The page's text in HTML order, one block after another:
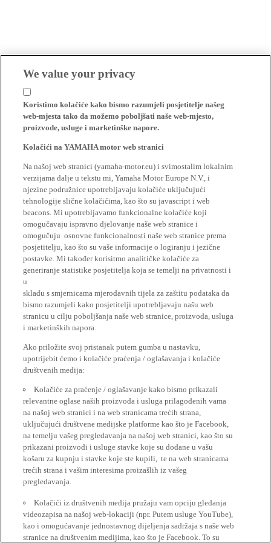
We value your privacy
Koristimo kolačiće kako bismo razumjeli posjetitelje našeg
web-mjesta tako da možemo poboljšati naše web-mjesto,
proizvode, usluge i marketinške napore.
Kolačići na YAMAHA motor web stranici
Na našoj web stranici (yamaha-motor.eu) i svimostalim lokalnim
verzijama dalje u tekstu mi, Yamaha Motor Europe N.V., i
njezine podružnice upotrebljavaju kolačiće uključujući
tehnologije slične kolačićima, kao što su javascript i web
beacons. Mi upotrebljavamo funkcionalne kolačiće koji
omogučavaju ispravno djelovanje naše web stranice i
omogučuju osnovne funkcionalnosti naše web stranice prema
posjetitelju, kao što su vaše informacije o logiranju i jezične
postavke. Mi također korisitmo analitičke kolačiće za
generiranje statistike posjetitelja koja se temelji na privatnosti i
u
skladu s smjernicama mjerodavnih tijela za zaštitu podataka da
bismo razumjeli kako posjetitelji upotrebljavaju našu web
stranicu u cilju poboljšanja naše web stranice, proizvoda, usluga
i marketinških napora.
Ako priložite svoj pristanak putem gumba u nastavku,
upotrijebit ćemo i kolačiće praćenja / oglašavanja i kolačiće
društvenih medija:
Kolačiće za praćenje / oglašavanje kako bismo prikazali
relevantne oglase naših proizvoda i usluga prilagođenih vama
na našoj web stranici i na web stranicama trećih strana,
uključujući društvene medijske platforme kao što je Facebook,
na temelju vašeg pregledavanja na našoj web stranici, kao što su
prikazani proizvodi i usluge stavke koje su dodane u vašu
košaru za kupnju i stavke koje ste kupili, te na web stranicama
trećih strana i vašim interesima proizašlih iz vašeg
pregledavanja.
Kolačići iz društvenih medija pružaju vam opciju gledanja
videozapisa na našoj web-lokaciji (npr. Putem usluge YouTube),
kao i omogućavanje jednostavnog dijeljenja sadržaja s naše web
stranice na društvenim medijima, kao što je Facebook. To su